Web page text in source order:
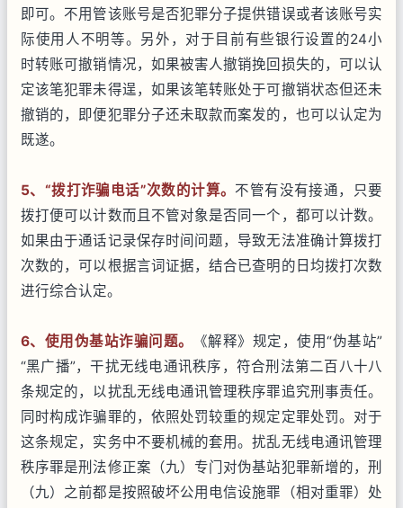
即可。不用管该账号是否犯罪分子提供错误或者该账号实
际使用人不明等。另外，对于目前有些银行设置的24小
时转账可撤销情况，如果被害人撤销挽回损失的，可以认
定该笔犯罪未得逞，如果该笔转账处于可撤销状态但还未
撤销的，即便犯罪分子还未取款而案发的，也可以认定为
既遂。
5、 “拨打诈骗电话”次数的计算。 不管有没有接通，只要
拨打便可以计数而且不管对象是否同一个，都可以计数。
如果由于通话记录保存时间问题，导致无法准确计算拨打
次数的，可以根据言词证据，结合已查明的日均拨打次数
进行综合认定。
6、使用伪基站诈骗问题。
《解释》规定，使用“伪基站”
“黑广播”，干扰无线电通讯秩序，符合刑法第二百八十八
条规定的，以扰乱无线电通讯管理秩序罪追究刑事责任。
同时构成诈骗罪的，依照处罚较重的规定定罪处罚。对于
这条规定，实务中不要机械的套用。扰乱无线电通讯管理
秩序罪是刑法修正案（九）专门对伪基站犯罪新增的，刑
（九）之前都是按照破坏公用电信设施罪（相对重罪）处